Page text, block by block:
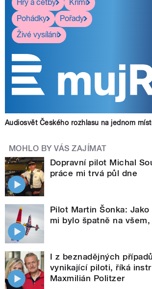
Hry a četby
Krimi
Pohádky
Pořady
Živé vysílání
Audiosvět Českého rozhlasu na jednom
MOHLO BY VÁS ZAJÍMAT
Dopravní pilot Michal
práce mi trvá půl dne
Pilot Martin Šonka:
mi bylo špatně na
I z beznadějných
vynikající piloti, říká
Maxmilián Politzer